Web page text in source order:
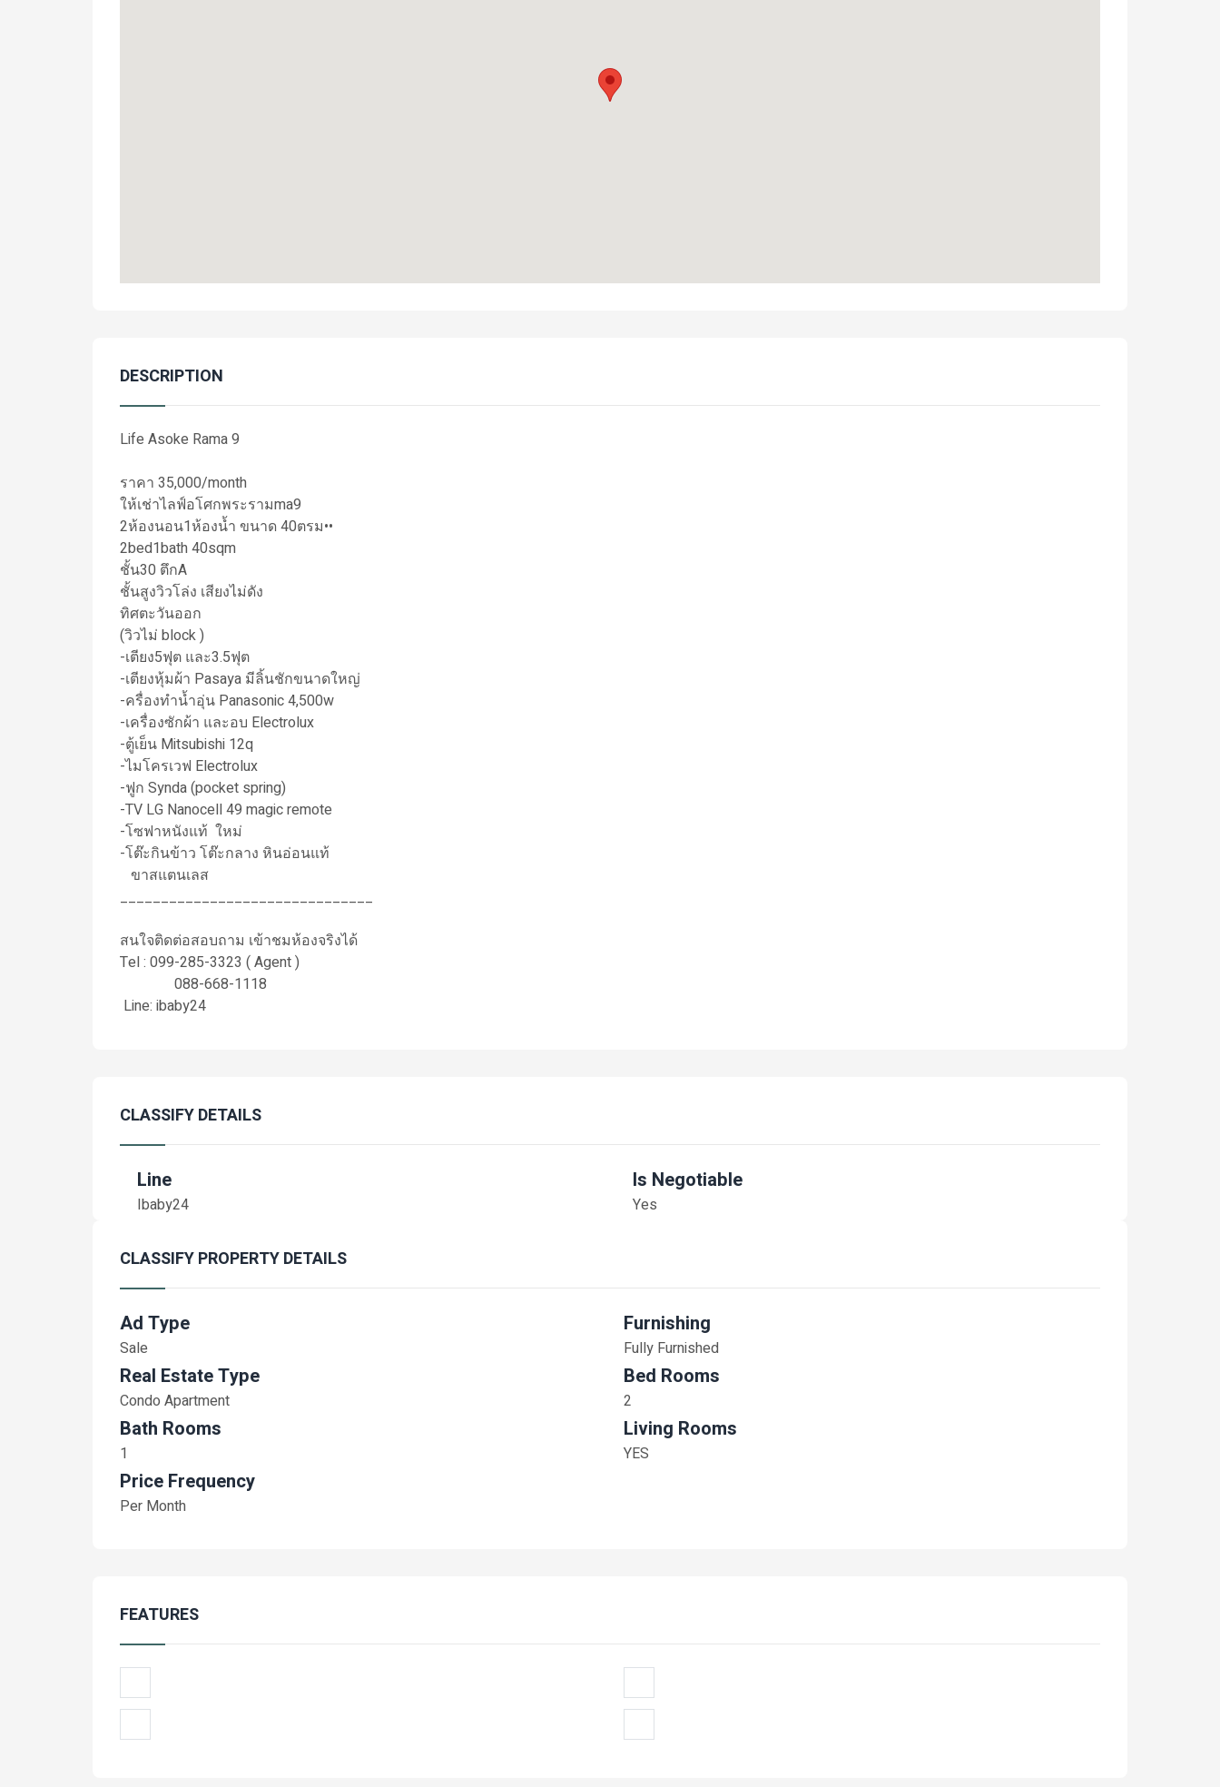
DESCRIPTION
Life Asoke Rama 9
ราคา 35,000/month
ให้เช่าไลฟ์อโศกพระรามma9
2ห้องนอน1ห้องน้ำ ขนาด 40ตรม••
2bed1bath 40sqm
ชั้น30 ตึกA
ชั้นสูงวิวโล่ง เสียงไม่ดัง
ทิศตะวันออก
(วิวไม่ block )
-เตียง5ฟุต และ3.5ฟุต
-เตียงหุ้มผ้า Pasaya มีลิ้นชักขนาดใหญ่
-ครื่องทำน้ำอุ่น Panasonic 4,500w
-เครื่องซักผ้า และอบ Electrolux
-ตู้เย็น Mitsubishi 12q
-ไมโครเวฟ Electrolux
-ฟูก Synda (pocket spring)
-TV LG Nanocell 49 magic remote
-โซฟาหนังแท้ ใหม่
-โต๊ะกินข้าว โต๊ะกลาง หินอ่อนแท้
ขาสแตนเลส
_______________________________
สนใจติดต่อสอบถาม เข้าชมห้องจริงได้
Tel : 099-285-3323 ( Agent )
088-668-1118
Line: ibaby24
CLASSIFY DETAILS
Line
Ibaby24
Is Negotiable
Yes
CLASSIFY PROPERTY DETAILS
Ad Type
Sale
Furnishing
Fully Furnished
Real Estate Type
Condo Apartment
Bed Rooms
2
Bath Rooms
1
Living Rooms
YES
Price Frequency
Per Month
FEATURES